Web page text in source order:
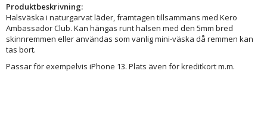
Produktbeskrivning:
Halsväska i naturgarvat läder, framtagen tillsammans med Kero
Ambassador Club. Kan hängas runt halsen med den 5mm bred
skinnremmen eller användas som vanlig mini-väska då remmen kan
tas bort.
Passar för exempelvis iPhone 13. Plats även för kreditkort m.m.